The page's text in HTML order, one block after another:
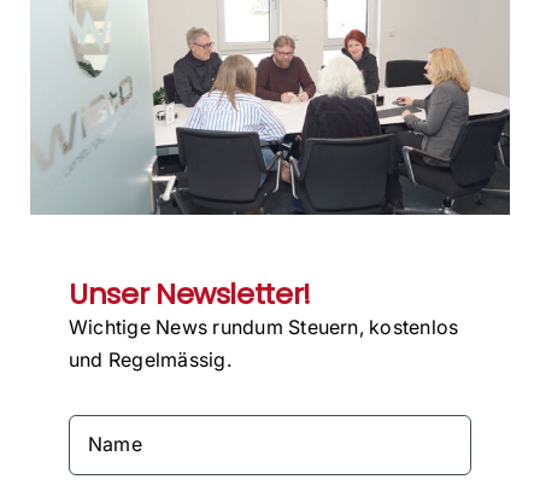
Unser Newsletter!
Wichtige News rundum Steuern, kostenlos
und Regelmässig.
Name